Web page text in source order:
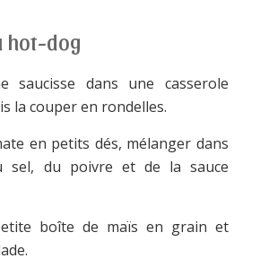
hot-dog
saucisse dans une casserole
la couper en rondelles.
en petits dés, mélanger dans
sel, du poivre et de la sauce
boîte de maïs en grain et